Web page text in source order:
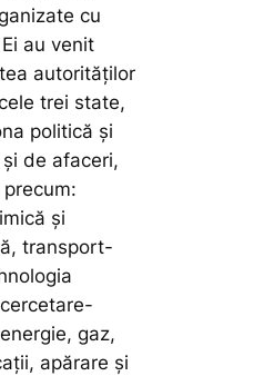
cu
au venit
autorităților
trei state,
politică și
de afaceri,
și
transport-
gaz,
apărare și